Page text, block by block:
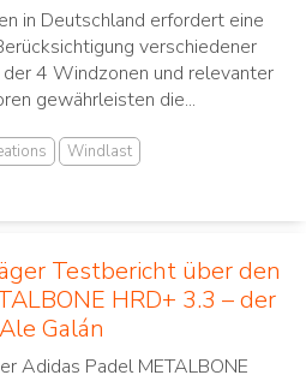
in Deutschland erfordert eine
verschiedener
4 Windzonen und relevanter
gewährleisten die...
Windlast
Testbericht über den
HRD+ 3.3 – der
Galán
Adidas Padel METALBONE